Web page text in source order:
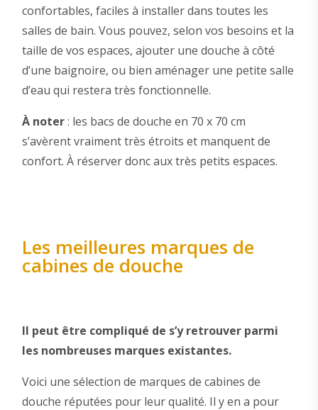
confortables, faciles à installer dans toutes les
salles de bain. Vous pouvez, selon vos besoins et la
taille de vos espaces, ajouter une douche à côté
d’une baignoire, ou bien aménager une petite salle
d’eau qui restera très fonctionnelle.
À noter: les bacs de douche en 70 x 70 cm
s’avèrent vraiment très étroits et manquent de
confort. À réserver donc aux très petits espaces.
Les meilleures marques de
cabines de douche
Il peut être compliqué de s’y retrouver parmi
les nombreusesmarques existantes.
Voici une sélection de marques de cabines de
douche réputées pour leur qualité. Il y en a pour